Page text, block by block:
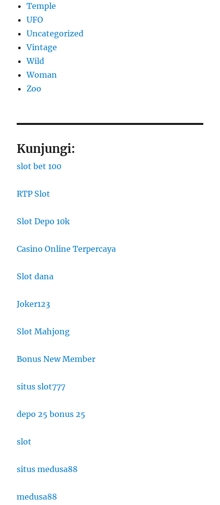
Temple
UFO
Uncategorized
Vintage
Wild
Woman
Zoo
Kunjungi:
slot bet 100
RTP Slot
Slot Depo 10k
Casino Online Terpercaya
Slot dana
Joker123
Slot Mahjong
Bonus New Member
situs slot777
depo 25 bonus 25
slot
situs medusa88
medusa88